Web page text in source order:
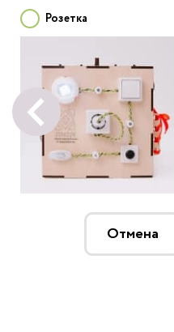
Как заказать
Контакты
Блог
+7 (495) 641-77-47
busycube@yandex.ru
Розетка
Отмена